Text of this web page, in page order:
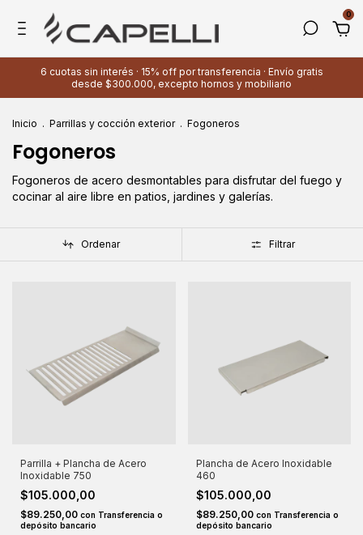
0
6 cuotas sin interés · 15% off por transferencia · Envío gratis
desde $300.000, excepto hornos y mobiliario
Inicio . Parrillas y cocción exterior . Fogoneros
Fogoneros
Fogoneros de acero desmontables para disfrutar del fuego y
cocinar al aire libre en patios, jardines y galerías.
Ordenar Filtrar
Parrilla + Plancha de Acero
Inoxidable 750
$105.000,00
$89.250,00 con Transferencia o
depósito bancario
Plancha de Acero Inoxidable
460
$105.000,00
$89.250,00 con Transferencia o
depósito bancario